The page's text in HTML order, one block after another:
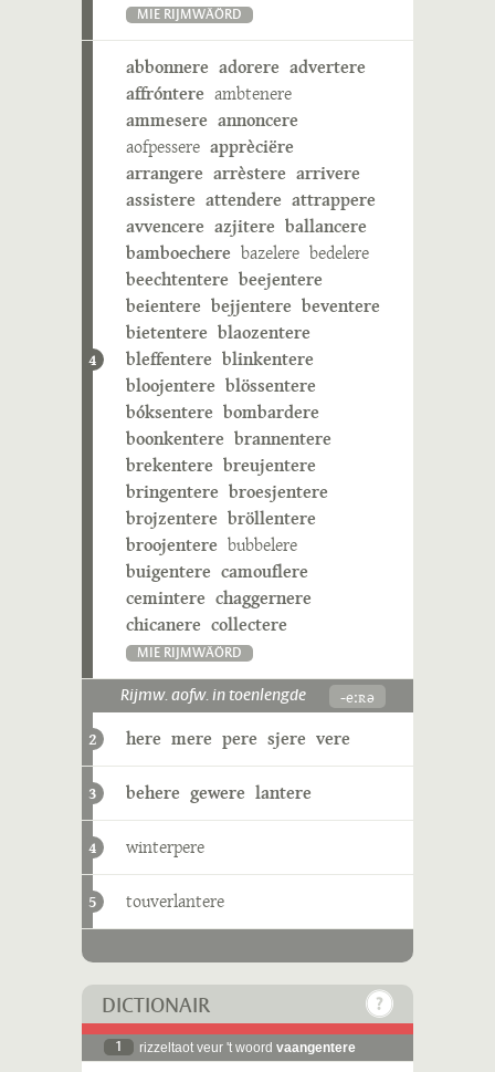
MIE RIJMWÄÖRD
4
abbonnere adorere advertere
affróntere ambtenere
ammesere annoncere
aofpessere apprèciëre
arrangere arrèstere arrivere
assistere attendere attrappere
avvencere azjitere ballancere
bamboechere bazelere bedelere
beechtentere beejentere
beientere bejjentere beventere
bietentere blaozentere
bleffentere blinkentere
bloojentere blössentere
bóksentere bombardere
boonkentere brannentere
brekentere breujentere
bringentere broesjentere
brojzentere bröllentere
broojentere bubbelere
buigentere camouflere
cemintere chaggernere
chicanere collectere
MIE RIJMWÄÖRD
Rijmw. aofw. in toenlengde -eːʀə
2 here mere pere sjere vere
3 behere gewere lantere
4 winterpere
5 touverlantere
DICTIONAIR
1 rizzeltaot veur 't woord vaangentere